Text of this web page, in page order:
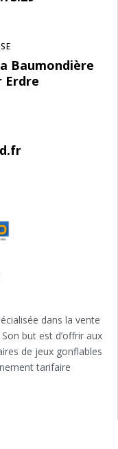
Baumondière
Erdre
dans la vente
but est d’offrir aux
de jeux gonflables
tarifaire